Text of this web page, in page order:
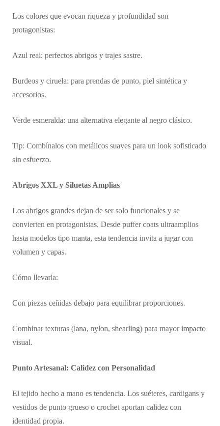
Los colores que evocan riqueza y profundidad son
protagonistas:
Azul real: perfectos abrigos y trajes sastre.
Burdeos y ciruela: para prendas de punto, piel sintética y
accesorios.
Verde esmeralda: una alternativa elegante al negro clásico.
Tip: Combínalos con metálicos suaves para un look sofisticado
sin esfuerzo.
Abrigos XXL y Siluetas Amplias
Los abrigos grandes dejan de ser solo funcionales y se
convierten en protagonistas. Desde puffer coats ultraamplios
hasta modelos tipo manta, esta tendencia invita a jugar con
volumen y capas.
Cómo llevarla:
Con piezas ceñidas debajo para equilibrar proporciones.
Combinar texturas (lana, nylon, shearling) para mayor impacto
visual.
Punto Artesanal: Calidez con Personalidad
El tejido hecho a mano es tendencia. Los suéteres, cardigans y
vestidos de punto grueso o crochet aportan calidez con
identidad propia.